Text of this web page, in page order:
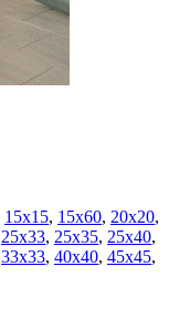
15х15, 15х60, 20х20,
25х33, 25х35, 25х40,
33х33, 40х40, 45х45,